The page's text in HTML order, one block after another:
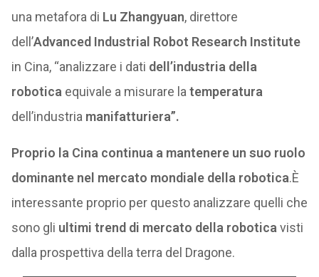
una metafora di Lu Zhangyuan, direttore
dell’Advanced Industrial Robot Research Institute
in Cina, “analizzare i dati dell’industria della
robotica equivale a misurare la temperatura
dell’industria manifatturiera”.
Proprio la Cina continua a mantenere un suo ruolo
dominante nel mercato mondiale della robotica.È
interessante proprio per questo analizzare quelli che
sono gli ultimi trend di mercato della robotica visti
dalla prospettiva della terra del Dragone.